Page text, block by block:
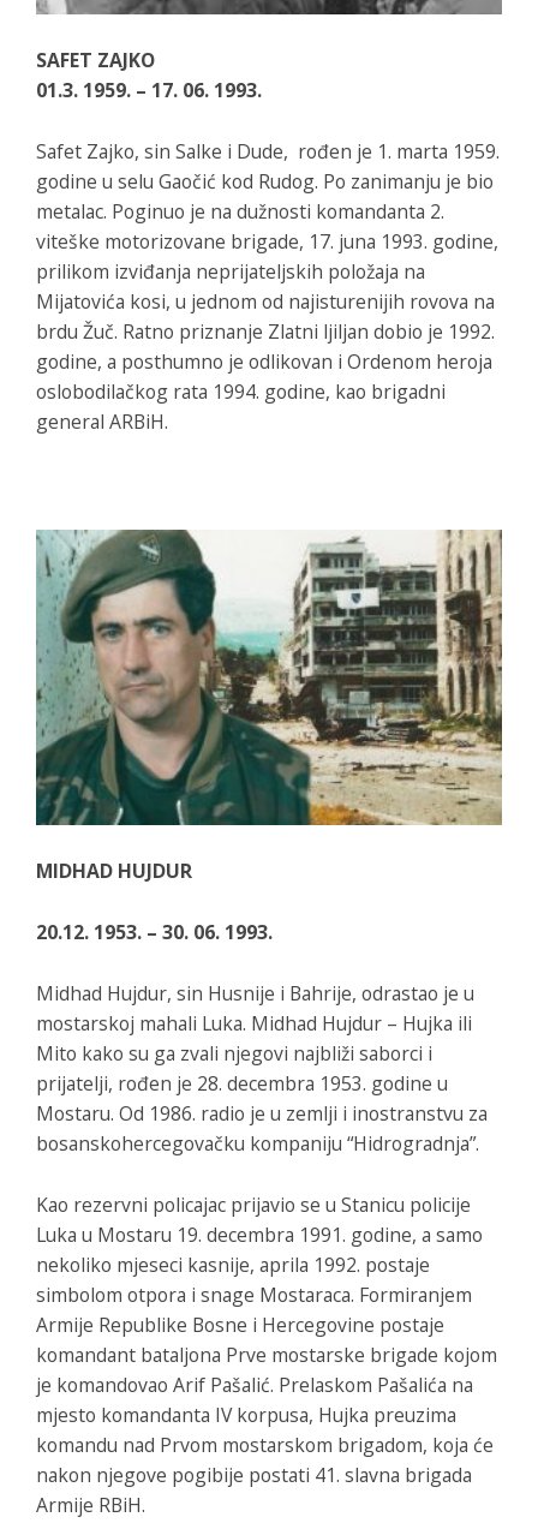
SAFET ZAJKO
01.3. 1959. – 17. 06. 1993.
Safet Zajko, sin Salke i Dude, rođen je 1. marta 1959.
godine u selu Gaočić kod Rudog. Po zanimanju je bio
metalac. Poginuo je na dužnosti komandanta 2.
viteške motorizovane brigade, 17. juna 1993. godine,
prilikom izviđanja neprijateljskih položaja na
Mijatovića kosi, u jednom od najisturenijih rovova na
brdu Žuč. Ratno priznanje Zlatni ljiljan dobio je 1992.
godine, a posthumno je odlikovan i Ordenom heroja
oslobodilačkog rata 1994. godine, kao brigadni
general ARBiH.
MIDHAD HUJDUR
20.12. 1953. – 30. 06. 1993.
Midhad Hujdur, sin Husnije i Bahrije, odrastao je u
mostarskoj mahali Luka. Midhad Hujdur – Hujka ili
Mito kako su ga zvali njegovi najbliži saborci i
prijatelji, rođen je 28. decembra 1953. godine u
Mostaru. Od 1986. radio je u zemlji i inostranstvu za
bosanskohercegovačku kompaniju “Hidrogradnja”.
Kao rezervni policajac prijavio se u Stanicu policije
Luka u Mostaru 19. decembra 1991. godine, a samo
nekoliko mjeseci kasnije, aprila 1992. postaje
simbolom otpora i snage Mostaraca. Formiranjem
Armije Republike Bosne i Hercegovine postaje
komandant bataljona Prve mostarske brigade kojom
je komandovao Arif Pašalić. Prelaskom Pašalića na
mjesto komandanta IV korpusa, Hujka preuzima
komandu nad Prvom mostarskom brigadom, koja će
nakon njegove pogibije postati 41. slavna brigada
Armije RBiH.